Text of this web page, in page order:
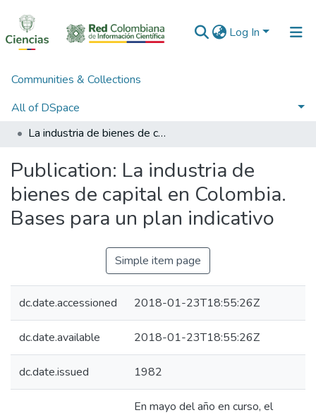
Log In
Communities & Collections
All of DSpace
Statistics
Home
La industria de bienes de capital en Colombia. Bases para un plan indicativo
Publication: La industria de
bienes de capital en Colombia.
Bases para un plan indicativo
Simple item page
dc.date.accessioned 2018-01-23T18:55:26Z
dc.date.available 2018-01-23T18:55:26Z
dc.date.issued 1982
En mayo del año en curso, el